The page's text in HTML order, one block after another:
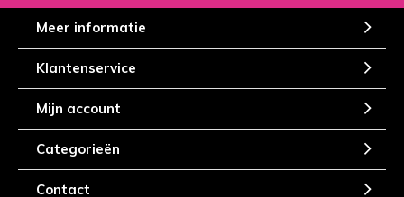
Meer informatie
Klantenservice
Mijn account
Categorieën
Contact